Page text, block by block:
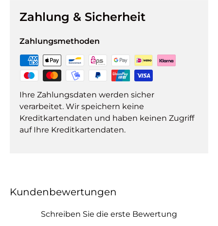
Zahlung & Sicherheit
Zahlungsmethoden
Ihre Zahlungsdaten werden sicher
verarbeitet. Wir speichern keine
Kreditkartendaten und haben keinen Zugriff
auf Ihre Kreditkartendaten.
Kundenbewertungen
Schreiben Sie die erste Bewertung